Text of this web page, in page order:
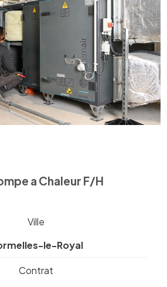
a Chaleur F/H
Ville
le-Royal
Contrat